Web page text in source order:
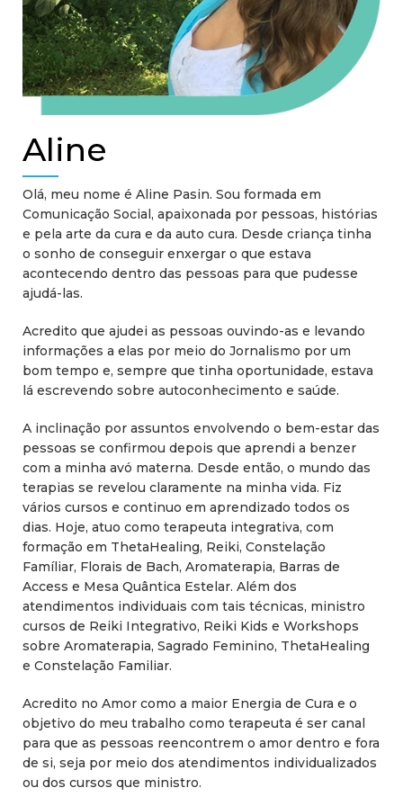
Aline
Olá, meu nome é Aline Pasin. Sou formada em
Comunicação Social, apaixonada por pessoas, histórias
e pela arte da cura e da auto cura. Desde criança tinha
o sonho de conseguir enxergar o que estava
acontecendo dentro das pessoas para que pudesse
ajudá-las.
Acredito que ajudei as pessoas ouvindo-as e levando
informações a elas por meio do Jornalismo por um
bom tempo e, sempre que tinha oportunidade, estava
lá escrevendo sobre autoconhecimento e saúde.
A inclinação por assuntos envolvendo o bem-estar das
pessoas se confirmou depois que aprendi a benzer
com a minha avó materna. Desde então, o mundo das
terapias se revelou claramente na minha vida. Fiz
vários cursos e continuo em aprendizado todos os
dias. Hoje, atuo como terapeuta integrativa, com
formação em ThetaHealing, Reiki, Constelação
Famíliar, Florais de Bach, Aromaterapia, Barras de
Access e Mesa Quântica Estelar. Além dos
atendimentos individuais com tais técnicas, ministro
cursos de Reiki Integrativo, Reiki Kids e Workshops
sobre Aromaterapia, Sagrado Feminino, ThetaHealing
e Constelação Familiar.
Acredito no Amor como a maior Energia de Cura e o
objetivo do meu trabalho como terapeuta é ser canal
para que as pessoas reencontrem o amor dentro e fora
de si, seja por meio dos atendimentos individualizados
ou dos cursos que ministro.